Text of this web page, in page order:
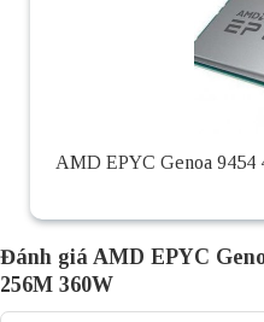
AMD EPYC Genoa 9454
Đánh giá AMD EPYC
256M 360W